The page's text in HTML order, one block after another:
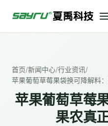
首页/新闻中心/行业资讯/
苹果葡萄草莓果袋换可降解料
苹果葡萄草莓
果农真